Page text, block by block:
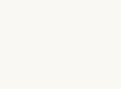
デザインを備えた